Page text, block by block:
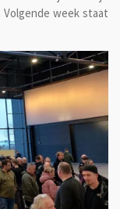
week staat